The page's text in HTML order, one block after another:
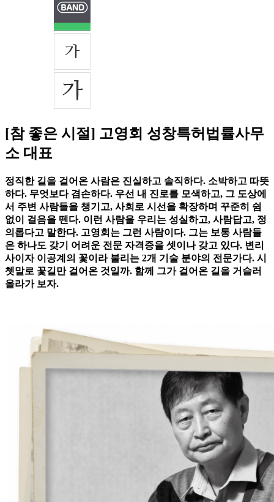
[참 좋은 시절] 고영회 성창특허법률사무
소 대표
정직한 길을 걸어온 사람은 진실하고 솔직하다. 소박하고 따뜻
하다. 무엇보다 겸손하다. 우선 내 진로를 모색하고, 그 도상에
서 주변 사람들을 챙기고, 사회로 시선을 확장하며 꾸준히 쉼
없이 걸음을 뗀다. 이런 사람을 우리는 성실하고, 사람답고, 정
의롭다고 말한다. 고영회는 그런 사람이다. 그는 보통 사람들
은 하나도 갖기 어려운 전문 자격증을 셋이나 갖고 있다. 변리
사이자 이공계의 꽃이라 불리는 2개 기술 분야의 전문가다. 시
쳇말로 꽃길만 걸어온 것일까. 함께 그가 걸어온 길을 거슬러
올라가 보자.